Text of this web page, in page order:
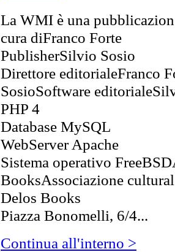
La WMI è una
cura diFranco Forte
PublisherSilvio Sosio
Direttore editorialeFranco
SosioSoftware
PHP 4
Database MySQL
WebServer Apache
Sistema operativo
BooksAssociazione
Delos Books
Piazza Bonomelli, 6/4...
Continua all'interno >